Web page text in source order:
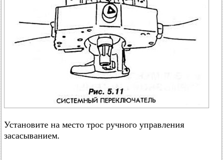
Установите на место трос ручного управления
засасыванием.